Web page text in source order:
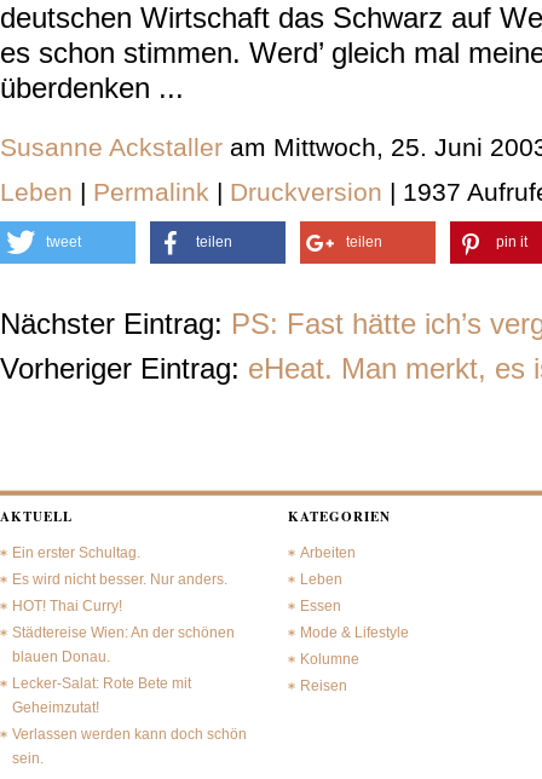
deutschen Wirtschaft das Schwarz auf
es schon stimmen. Werd’ gleich mal
überdenken ...
Susanne Ackstaller am Mittwoch, 25. Juni
Leben | Permalink | Druckversion | 1937
tweet teilen teilen pin it
Nächster Eintrag: PS: Fast hätte ich’s
Vorheriger Eintrag: eHeat. Man merkt, es
AKTUELL
Ein erster Schultag.
Es wird nicht besser. Nur anders.
HOT! Thai Curry!
Städtereise Wien: An der schönen
blauen Donau.
Lecker-Salat: Rote Bete mit
Geheimzutat!
Verlassen werden kann doch schön
sein.
KATEGORIEN
Arbeiten
Leben
Essen
Mode & Lifestyle
Kolumne
Reisen